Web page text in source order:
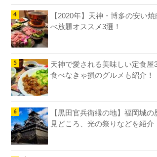
【2020年】天神・博多の安い焼
べ放題オススメ3選！
天神で愛される美味しい定食屋3
食べなきゃ損のグルメも紹介！
【黒田官兵衛縁の地】福岡城の
見どころ、光の祭りなどを紹介